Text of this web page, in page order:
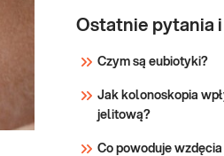
Ostatnie pytania
Czym są eubiotyki?
Jak kolonoskopia
jelitową?
Co powoduje